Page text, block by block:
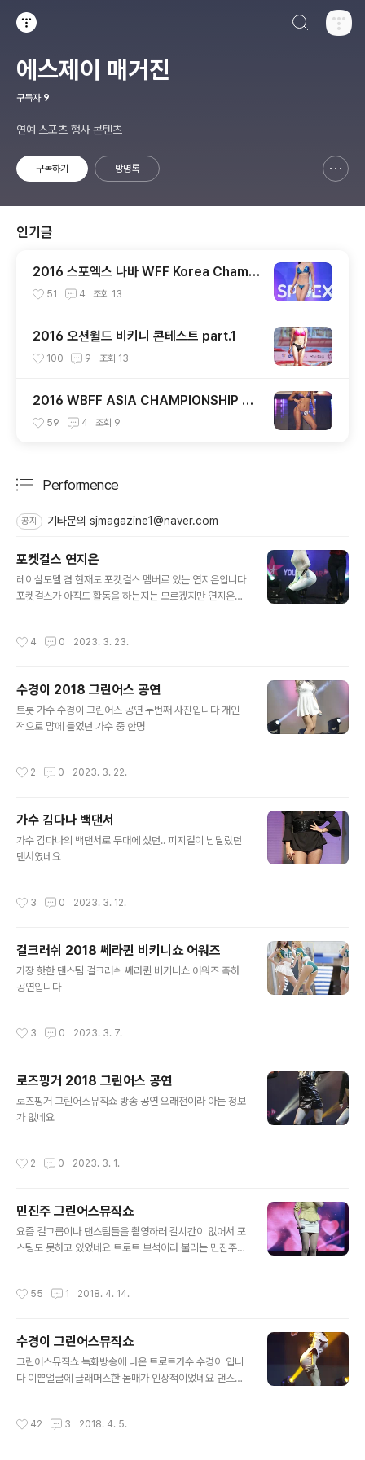
에스제이 매거진
구독자 9
연예 스포츠 행사 콘텐츠
구독하기 방명록
인기글
2016 스포엑스 나바 WFF Korea Champi
on ship 미스비키니 숏부문
51 4 조회 13
2016 오션월드 비키니 콘테스트 part.1
100 9 조회 13
2016 WBFF ASIA CHAMPIONSHIP Di
va Bikini 톨부문
59 4 조회 9
Performence
공지 기타문의 sjmagazine1@naver.com
포켓걸스 연지은
레이실모델 겸 현재도 포켓걸스 멤버로 있는 연지은입니다
포켓걸스가 아직도 활동을 하는지는 모르겠지만 연지은씨
4 0 2023. 3. 23.
수경이 2018 그린어스 공연
트롯 가수 수경이 그린어스 공연 두번째 사진입니다 개인
적으로 맘에 들었던 가수 중 한명
2 0 2023. 3. 22.
가수 김다나 백댄서
가수 김다나의 백댄서로 무대에 섰던.. 피지컬이 남달랐던
댄서였네요
3 0 2023. 3. 12.
걸크러쉬 2018 쎄라퀸 비키니쇼 어워즈
가장 핫한 댄스팀 걸크러쉬 쎄라퀸 비키니쇼 어워즈 축하
공연입니다
3 0 2023. 3. 7.
로즈핑거 2018 그린어스 공연
로즈핑거 그린어스뮤직쇼 방송 공연 오래전이라 아는 정보
가 없네요
2 0 2023. 3. 1.
민진주 그린어스뮤직쇼
요즘 걸그룹이나 댄스팀들을 촬영하러 갈시간이 없어서 포
스팅도 못하고 있었네요 트로트 보석이라 불리는 민진주
55 1 2018. 4. 14.
수경이 그린어스뮤직쇼
그린어스뮤직쇼 녹화방송에 나온 트로트가수 수경이 입니
다 이쁜얼굴에 글래머스한 몸매가 인상적이었네요 댄스팀
42 3 2018. 4. 5.